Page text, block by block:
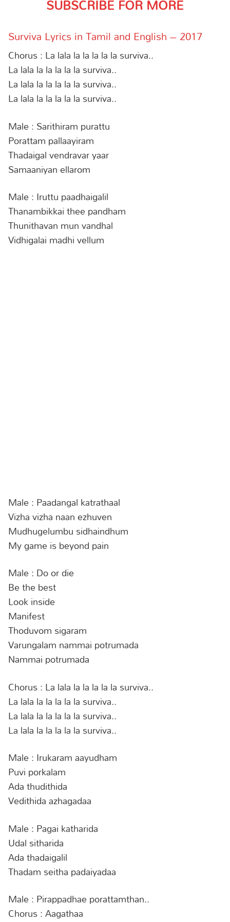
SUBSCRIBE FOR MORE
Surviva Lyrics in Tamil and English – 2017
Chorus : La lala la la la la la surviva..
La lala la la la la la surviva..
La lala la la la la la surviva..
La lala la la la la la surviva..
Male : Sarithiram purattu
Porattam pallaayiram
Thadaigal vendravar yaar
Samaaniyan ellarom
Male : Iruttu paadhaigalil
Thanambikkai thee pandham
Thunithavan mun vandhal
Vidhigalai madhi vellum
Male : Paadangal katrathaal
Vizha vizha naan ezhuven
Mudhugelumbu sidhaindhum
My game is beyond pain
Male : Do or die
Be the best
Look inside
Manifest
Thoduvom sigaram
Varungalam nammai potrumada
Nammai potrumada
Chorus : La lala la la la la la surviva..
La lala la la la la la surviva..
La lala la la la la la surviva..
La lala la la la la la surviva..
Male : Irukaram aayudham
Puvi porkalam
Ada thudithida
Vedithida azhagadaa
Male : Pagai katharida
Udal sitharida
Ada thadaigalil
Thadam seitha padaiyadaa
Male : Pirappadhae porattamthan..
Chorus : Aagathaa